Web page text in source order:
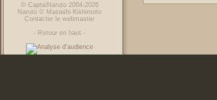
© CaptaiNaruto2004-2026
Naruto © Masashi Kishimoto
Contacter le webmaster
- Retour en haut -